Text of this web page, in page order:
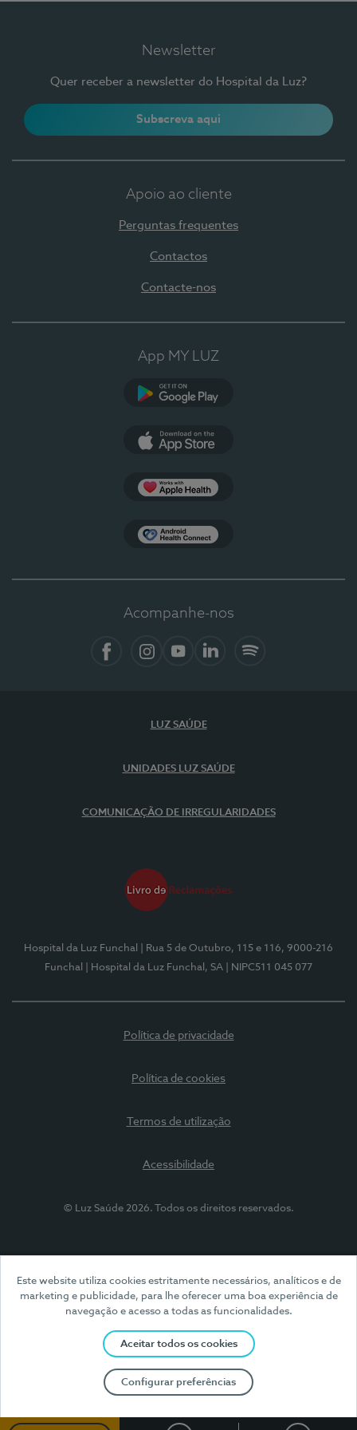
Este website utiliza cookies estritamente necessários, analíticos e de
marketing e publicidade, para lhe oferecer uma boa experiência de
navegação e acesso a todas as funcionalidades.
Aceitar todos os cookies
Configurar preferências
Newsletter
Quer receber a newsletter do Hospital da Luz?
Subscreva aqui
Apoio ao cliente
Perguntas frequentes
Contactos
Contacte-nos
App MY LUZ
Acompanhe-nos
LUZ SAÚDE
UNIDADES LUZ SAÚDE
COMUNICAÇÃO DE IRREGULARIDADES
Hospital da Luz Funchal
| Rua 5 de Outubro, 115 e 116, 9000-216
Funchal
| Hospital da Luz Funchal, SA | NIPC511 045 077
Política de privacidade
Política de cookies
Termos de utilização
Acessibilidade
© Luz Saúde 2026. Todos os direitos reservados.